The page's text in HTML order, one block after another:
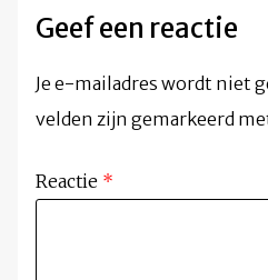
Geef een reactie
Je e-mailadres wordt niet
velden zijn gemarkeerd
Reactie *